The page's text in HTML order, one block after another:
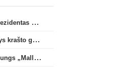
Argentinos federacijos prezidentas C. Tapia negailėjo pagyrų G. Infantino
„Chelsea“ ekipa pasipildys krašto gynėju P. Chavarria
Prie „Club Brugge“ prisijungs „Mallorca“ klube atsiskleidęs J. Virgili